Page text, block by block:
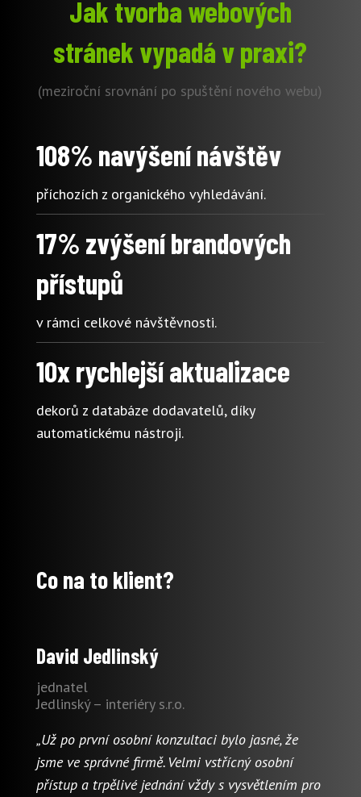
Jak tvorba webových
stránek vypadá v praxi?
(meziroční srovnání po spuštění nového webu)
108% navýšení návštěv
příchozích z organického vyhledávání.
17% zvýšení brandových
přístupů
v rámci celkové návštěvnosti.
10x rychlejší aktualizace
dekorů z databáze dodavatelů, díky
automatickému nástroji.
Co na to klient?
David Jedlinský
jednatel
Jedlinský – interiéry s.r.o.
„Už po první osobní konzultaci bylo jasné, že
jsme ve správné firmě. Velmi vstřícný osobní
přístup a trpělivé jednání vždy s vysvětlením pro